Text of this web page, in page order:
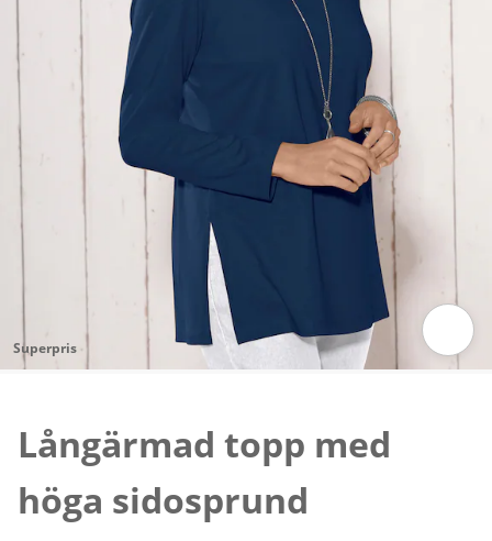
Superpris
Långärmad topp med
höga sidosprund